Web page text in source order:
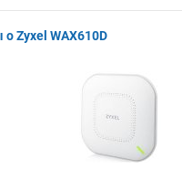
Zyxel WAX610D